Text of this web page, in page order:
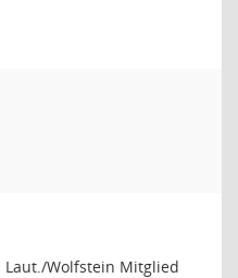
Laut./Wolfstein Mitglied